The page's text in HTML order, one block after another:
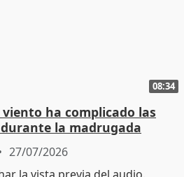
08:34
ha complicado las
la madrugada
27/07/2026